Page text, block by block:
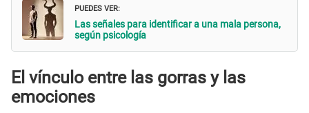
PUEDES VER:
Las señales para identificar a una mala persona,
según psicología
El vínculo entre las gorras y las
emociones